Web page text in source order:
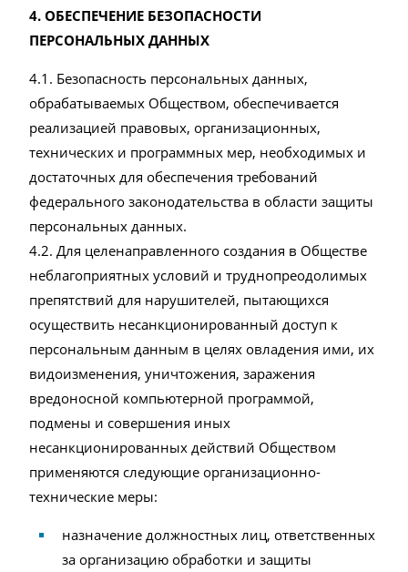
4. ОБЕСПЕЧЕНИЕ БЕЗОПАСНОСТИ
ПЕРСОНАЛЬНЫХ ДАННЫХ
4.1. Безопасность персональных данных,
обрабатываемых Обществом, обеспечивается
реализацией правовых, организационных,
технических и программных мер, необходимых и
достаточных для обеспечения требований
федерального законодательства в области защиты
персональных данных.
4.2. Для целенаправленного создания в Обществе
неблагоприятных условий и труднопреодолимых
препятствий для нарушителей, пытающихся
осуществить несанкционированный доступ к
персональным данным в целях овладения ими, их
видоизменения, уничтожения, заражения
вредоносной компьютерной программой,
подмены и совершения иных
несанкционированных действий Обществом
применяются следующие организационно-
технические меры:
назначение должностных лиц, ответственных
за организацию обработки и защиты